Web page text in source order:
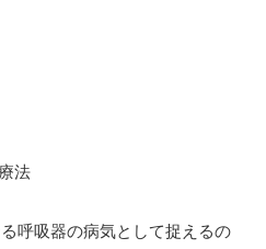
法
呼吸器の病気として捉えるの